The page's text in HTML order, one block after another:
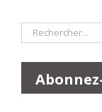
Rechercher: